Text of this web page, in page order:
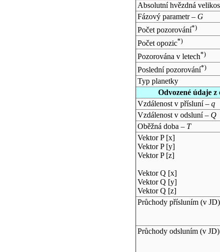
Absolutní hvězdná
Fázový parametr – G
Počet pozorování*)
Počet opozic*)
Pozorována v letech*)
Poslední pozorování*)
Typ planetky
Odvozené údaje
Vzdálenost v přísluní – q
Vzdálenost v odsluní – Q
Oběžná doba – T
Vektor P [x]
Vektor P [y]
Vektor P [z]
Vektor Q [x]
Vektor Q [y]
Vektor Q [z]
Průchody přísluním (v JD)
Průchody odsluním (v JD)